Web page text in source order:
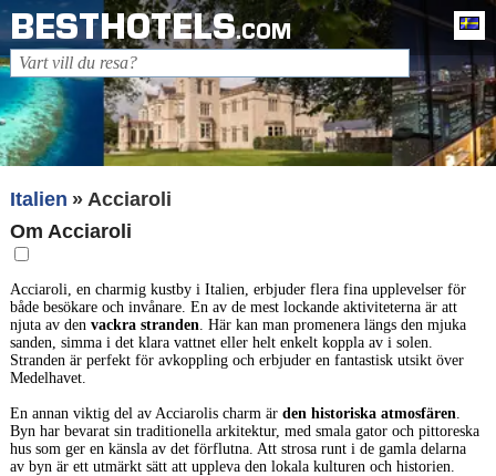
BESTHOTELS.COM
Italien
Acciaroli
Om Acciaroli
Acciaroli, en charmig kustby i Italien, erbjuder flera fina upplevelser för
både besökare och invånare. En av de mest lockande aktiviteterna är att
njuta av den vackra stranden. Här kan man promenera längs den mjuka
sanden, simma i det klara vattnet eller helt enkelt koppla av i solen.
Stranden är perfekt för avkoppling och erbjuder en fantastisk utsikt över
Medelhavet.
En annan viktig del av Acciarolis charm är den historiska atmosfären.
Byn har bevarat sin traditionella arkitektur, med smala gator och pittoreska
hus som ger en känsla av det förflutna. Att strosa runt i de gamla delarna
av byn är ett utmärkt sätt att uppleva den lokala kulturen och historien.